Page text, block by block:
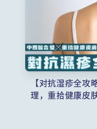
【对抗湿疹全
理，重拾健康皮肤